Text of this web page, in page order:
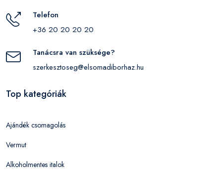
Telefon
+36 20 20 20 20
Tanácsra van szüksége?
szerkesztoseg@elsomadiborhaz.hu
Top kategóriák
Ajándék csomagolás
Vermut
Alkoholmentes italok